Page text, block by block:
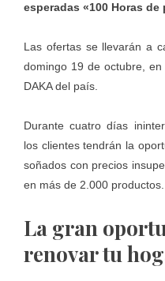
esperadas «100 Horas de
Las ofertas se llevarán a
domingo 19 de octubre,
DAKA del país.
Durante cuatro días
los clientes tendrán la
soñados con precios
en más de 2.000 productos.
La gran
renovar tu